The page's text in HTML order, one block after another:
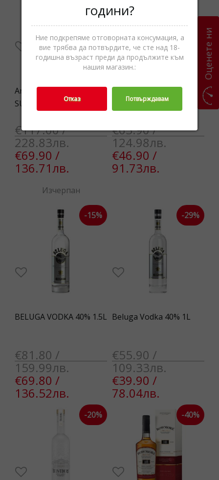
Armani EA4225U 60998
SUNG
€117.00 /
228.83лв.
€69.90 /
136.71лв.
Изчерпан
Beluga Transatlantic
Racing Vodka 40% 1L
€63.90 /
124.98лв.
€46.90 /
91.73лв.
BELUGA VODKA 40% 1.5L
€81.80 /
159.99лв.
€69.80 /
136.52лв.
-15%
Beluga Vodka 40% 1L
€55.90 /
109.33лв.
€39.90 /
78.04лв.
-29%
-20% -40%
Оценете ни
години?
Ние подкрепяме отговорната консумация, а
вие трябва да потвърдите, че сте над 18-
годишна възраст преди да продължите към
нашия магазин.:
Отказ Потвърждавам